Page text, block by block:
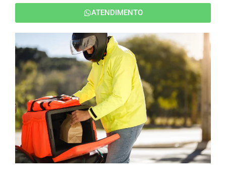
ATENDIMENTO